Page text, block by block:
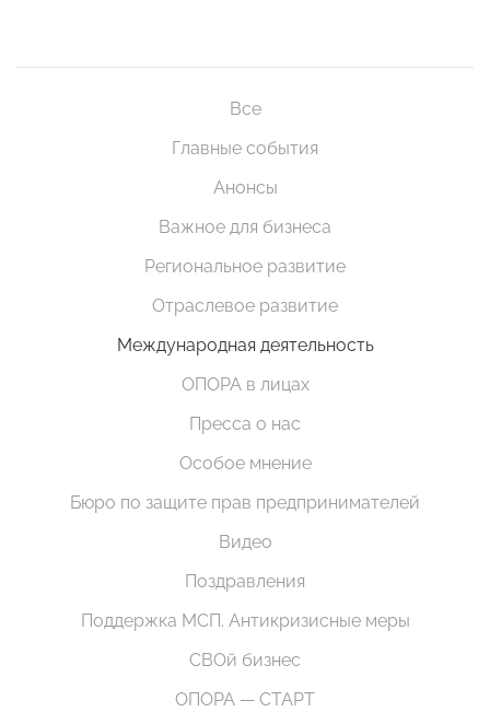
Все
Главные события
Анонсы
Важное для бизнеса
Региональное развитие
Отраслевое развитие
Международная деятельность
ОПОРА в лицах
Пресса о нас
Особое мнение
Бюро по защите прав предпринимателей
Видео
Поздравления
Поддержка МСП. Антикризисные меры
СВОй бизнес
ОПОРА — СТАРТ